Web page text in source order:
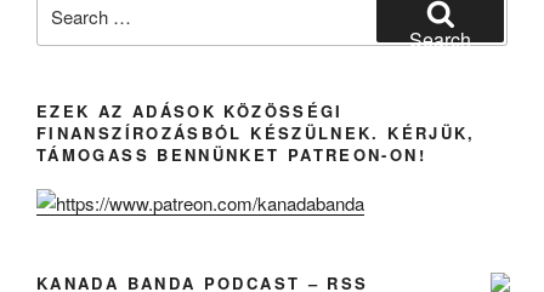
for:
Search
EZEK AZ ADÁSOK KÖZÖSSÉGI
FINANSZÍROZÁSBÓL KÉSZÜLNEK. KÉRJÜK,
TÁMOGASS BENNÜNKET PATREON-ON!
KANADA BANDA PODCAST – RSS